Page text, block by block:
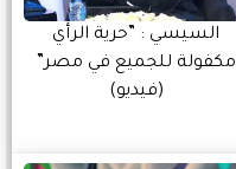
السيسي : ”حرية الرأي
مكفولة للجميع في مصر”
(فيديو)